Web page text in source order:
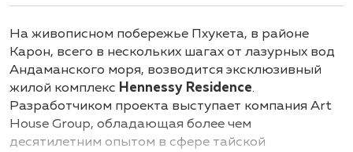
Год постройки Этажей
9
Здания
297
Всего объектов
На живописном побережье Пхукета, в районе
Карон, всего в нескольких шагах от лазурных вод
Андаманского моря, возводится эксклюзивный
жилой комплекс Hennessy Residence.
Разработчиком проекта выступает компания Art
House Group, обладающая более чем
десятилетним опытом в сфере тайской